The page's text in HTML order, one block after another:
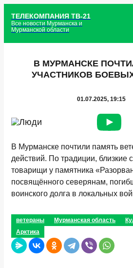
ТЕЛЕКОМПАНИЯ ТВ-21
Все новости Мурманска и
Мурманской области
В МУРМАНСКЕ
УЧАСТНИКОВ
01.07.2025, 19:15
В Мурманске почтили память
действий. По традиции, близкие
товарищи у памятника
посвящённого северянам,
воинского долга в локальных
ветераны Мурманская область
Арктика